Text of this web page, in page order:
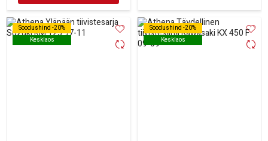
Soodushind -20%
Kesklaos
Soodushind -20%
Kesklaos
Soodushind -20%
Kesklaos
Soodushind -20%
Kesklaos